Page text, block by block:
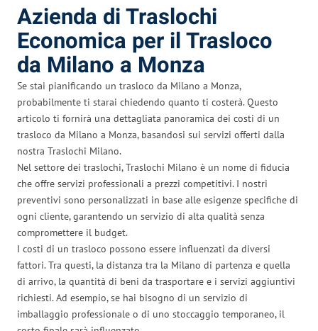
Azienda di Traslochi
Economica per il Trasloco
da Milano a Monza
Se stai pianificando un trasloco da Milano a Monza,
probabilmente ti starai chiedendo quanto ti costerà. Questo
articolo ti fornirà una dettagliata panoramica dei costi di un
trasloco da Milano a Monza, basandosi sui servizi offerti dalla
nostra Traslochi Milano.
Nel settore dei traslochi, Traslochi Milano è un nome di fiducia
che offre servizi professionali a prezzi competitivi. I nostri
preventivi sono personalizzati in base alle esigenze specifiche di
ogni cliente, garantendo un servizio di alta qualità senza
compromettere il budget.
I costi di un trasloco possono essere influenzati da diversi
fattori. Tra questi, la distanza tra la Milano di partenza e quella
di arrivo, la quantità di beni da trasportare e i servizi aggiuntivi
richiesti. Ad esempio, se hai bisogno di un servizio di
imballaggio professionale o di uno stoccaggio temporaneo, il